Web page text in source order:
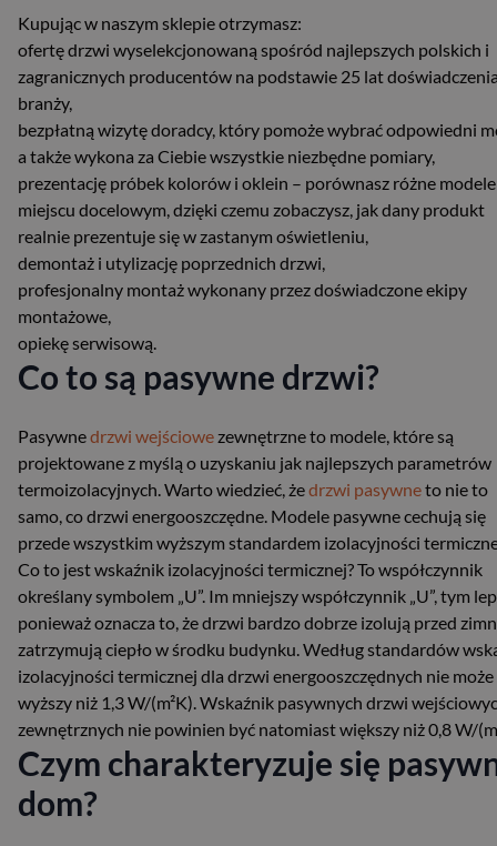
Kupując w naszym sklepie otrzymasz:
ofertę drzwi wyselekcjonowaną spośród najlepszych polskich i
zagranicznych producentów na podstawie 25 lat
branży,
bezpłatną wizytę doradcy, który pomoże wybrać odpowiedni
a także wykona za Ciebie wszystkie niezbędne pomiary,
prezentację próbek kolorów i oklein – porównasz różne
miejscu docelowym, dzięki czemu zobaczysz, jak dany produkt
realnie prezentuje się w zastanym oświetleniu,
demontaż i utylizację poprzednich drzwi,
profesjonalny montaż wykonany przez doświadczone ekipy
montażowe,
opiekę serwisową.
Co to są pasywne drzwi?
Pasywnedrzwi wejściowezewnętrzne to modele, które są
projektowane z myślą o uzyskaniu jak najlepszych parametrów
termoizolacyjnych. Warto wiedzieć, żedrzwi pasywneto nie to
samo, co drzwi energooszczędne. Modele pasywne cechują się
przede wszystkim wyższym standardem izolacyjności
Co to jest wskaźnik izolacyjności termicznej? To współczynnik
określany symbolem „U”. Im mniejszy współczynnik „U”, tym
ponieważ oznacza to, że drzwi bardzo dobrze izolują przed
zatrzymują ciepło w środku budynku. Według standardów
izolacyjności termicznej dla drzwi energooszczędnych nie może
wyższy niż 1,3 W/(m²K). Wskaźnik pasywnych drzwi
zewnętrznych nie powinien być natomiast większy niż 0,8 W/
Czym charakteryzuje się
dom?